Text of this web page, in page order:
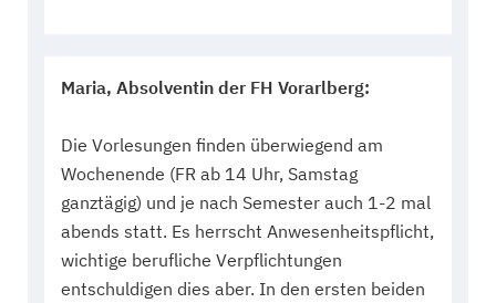
Maria, Absolventin der FH Vorarlberg:
Die Vorlesungen finden überwiegend am
Wochenende (FR ab 14 Uhr, Samstag
ganztägig) und je nach Semester auch 1-2 mal
abends statt. Es herrscht Anwesenheitspflicht,
wichtige berufliche Verpflichtungen
entschuldigen dies aber. In den ersten beiden